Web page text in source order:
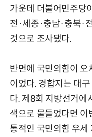
가운데 더불어민주당
전·세종·충남·충북·
것으로 조사됐다.
반면에 국민의힘이 오
이었다. 경합지는 대
다. 제8회 지방선거에
색으로 물들었다면
통적인 국민의힘 우